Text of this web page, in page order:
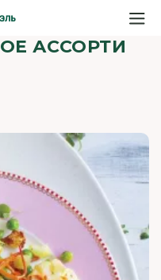
АССОРТИ